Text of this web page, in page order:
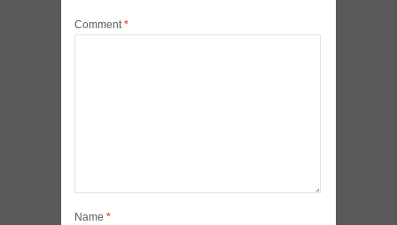
Comment*
Name *